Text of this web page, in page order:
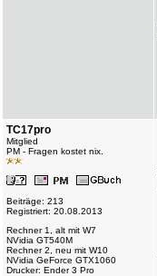
TC17pro
Mitglied
PM - Fragen kostet nix.
Beiträge: 213
Registriert: 20.08.2013
Rechner 1, alt mit W7
NVidia GT540M
Rechner 2, neu mit W10
NVidia GeForce GTX1060
Drucker: Ender 3 Pro